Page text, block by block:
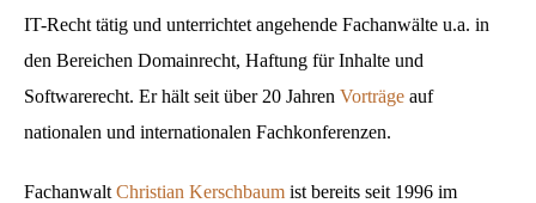
IT-Recht tätig und unterrichtet angehende Fachanwälte u.a. in
den Bereichen Domainrecht, Haftung für Inhalte und
Softwarerecht. Er hält seit über 20 Jahren Vorträge auf
nationalen und internationalen Fachkonferenzen.
Fachanwalt Christian Kerschbaum ist bereits seit 1996 im